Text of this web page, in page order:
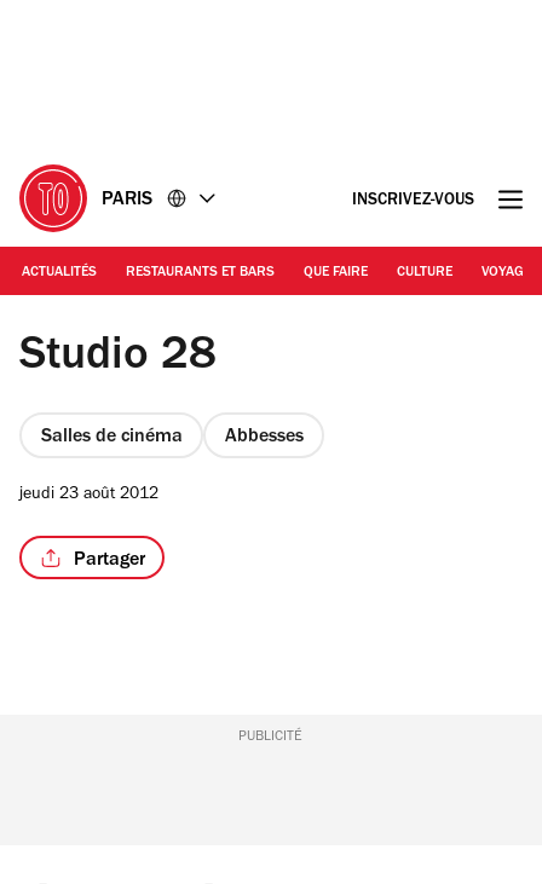
PARIS INSCRIVEZ-VOUS
ACTUALITÉS RESTAURANTS ET BARS QUE FAIRE CULTURE VOYAGE
Jessica Orchard | Studio 28
Studio 28
Salles de cinéma Abbesses
jeudi 23 août 2012
Partager
PUBLICITÉ